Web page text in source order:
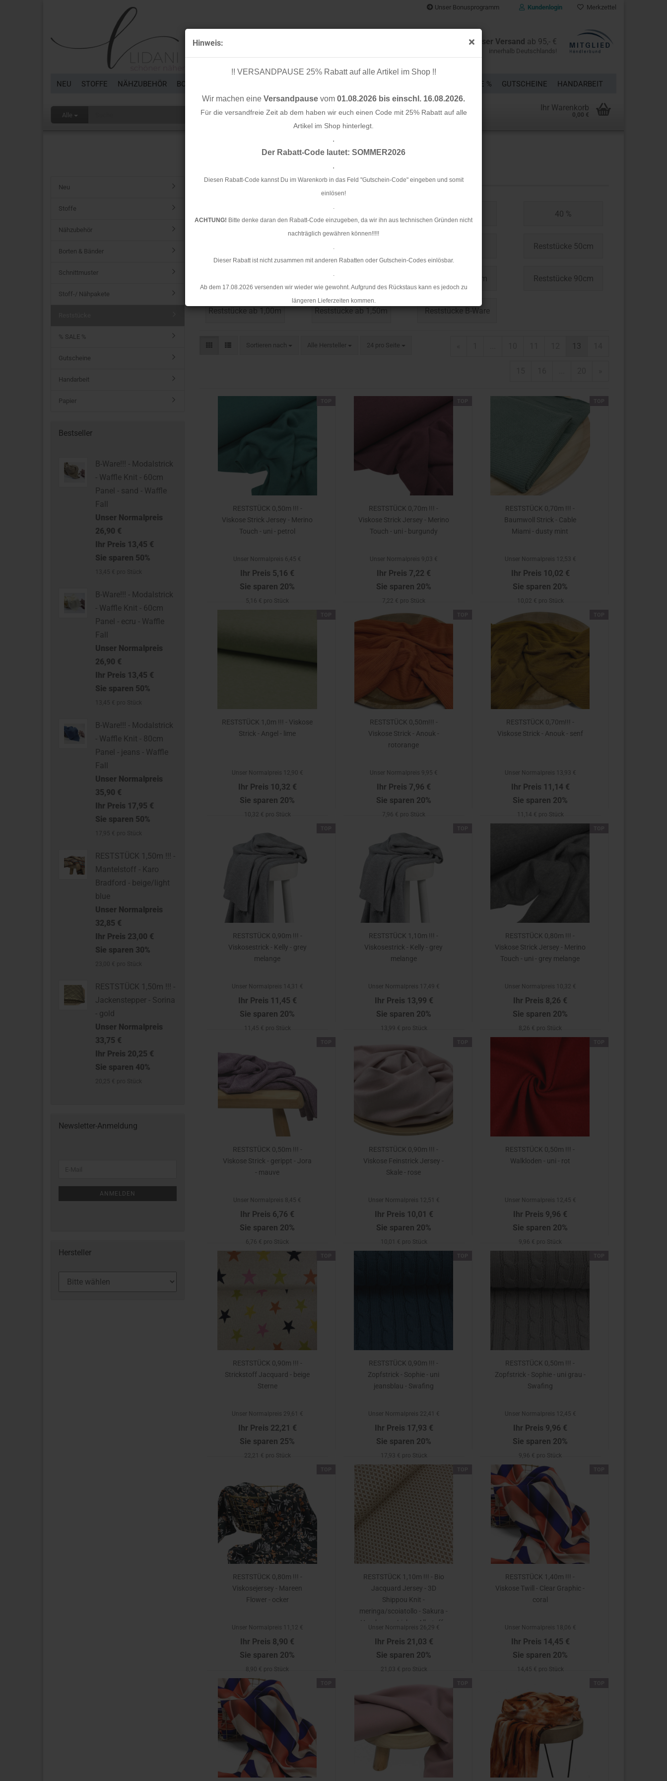
Hinweis:
!! VERSANDPAUSE 25% Rabatt auf alle Artikel im Shop !!
Wir machen eine Versandpause vom 01.08.2026 bis einschl. 16.08.2026.
Für die versandfreie Zeit ab dem haben wir euch einen Code mit 25% Rabatt auf alle
Artikel im Shop hinterlegt.
.
Der Rabatt-Code lautet: SOMMER2026
.
Diesen Rabatt-Code kannst Du im Warenkorb in das Feld "Gutschein-Code" eingeben und somit
einlösen!
.
ACHTUNG! Bitte denke daran den Rabatt-Code einzugeben, da wir ihn aus technischen Gründen nicht
nachträglich gewähren können!!!!!
.
Dieser Rabatt ist nicht zusammen mit anderen Rabatten oder Gutschein-Codes einlösbar.
.
Ab dem 17.08.2026 versenden wir wieder wie gewohnt. Aufgrund des Rückstaus kann es jedoch zu
längeren Lieferzeiten kommen.
Unser Bonusprogramm Kundenlogin Merkzettel
Alle
Kostenloser Versand ab 95,- €
innerhalb Deutschlands!
Ihr Warenkorb
0,00 €
NEU STOFFE NÄHZUBEHÖR BORTEN & BÄNDER % SALE % GUTSCHEINE HANDARBEIT
40 %
Reststücke 50cm
Reststücke 70cm Reststücke 80cm Reststücke 90cm
Reststücke ab 1,00m Reststücke ab 1,50m Reststücke B-Ware
Sortieren nach Alle Hersteller 24 pro Seite 13
RESTSTÜCK 0,50m !!! -
Viskose Strick Jersey - Merino
Touch - uni - petrol
Unser Normalpreis 6,45 €
Ihr Preis 5,16 €
Sie sparen 20%
5,16 € pro Stück
RESTSTÜCK 0,70m !!! -
Viskose Strick Jersey - Merino
Touch - uni - burgundy
Unser Normalpreis 9,03 €
Ihr Preis 7,22 €
Sie sparen 20%
7,22 € pro Stück
RESTSTÜCK 0,70m !!! -
Baumwoll Strick - Cable
Miami - dusty mint
Unser Normalpreis 12,53 €
Ihr Preis 10,02 €
Sie sparen 20%
10,02 € pro Stück
RESTSTÜCK 1,0m !!! - Viskose
Strick - Angel - lime
Unser Normalpreis 12,90 €
Ihr Preis 10,32 €
Sie sparen 20%
10,32 € pro Stück
RESTSTÜCK 0,50m!!! -
Viskose Strick - Anouk -
rotorange
Unser Normalpreis 9,95 €
Ihr Preis 7,96 €
Sie sparen 20%
7,96 € pro Stück
RESTSTÜCK 0,70m!!! -
Viskose Strick - Anouk - senf
Unser Normalpreis 13,93 €
Ihr Preis 11,14 €
Sie sparen 20%
11,14 € pro Stück
RESTSTÜCK 0,90m !!! -
Viskosestrick - Kelly - grey
melange
Unser Normalpreis 14,31 €
Ihr Preis 11,45 €
Sie sparen 20%
11,45 € pro Stück
RESTSTÜCK 1,10m !!! -
Viskosestrick - Kelly - grey
melange
Unser Normalpreis 17,49 €
Ihr Preis 13,99 €
Sie sparen 20%
13,99 € pro Stück
RESTSTÜCK 0,80m !!! -
Viskose Strick Jersey - Merino
Touch - uni - grey melange
Unser Normalpreis 10,32 €
Ihr Preis 8,26 €
Sie sparen 20%
8,26 € pro Stück
RESTSTÜCK 0,50m !!! -
Viskose Strick - gerippt - Jora
- mauve
Unser Normalpreis 8,45 €
Ihr Preis 6,76 €
Sie sparen 20%
6,76 € pro Stück
RESTSTÜCK 0,90m !!! -
Viskose Feinstrick Jersey -
Skale - rose
Unser Normalpreis 12,51 €
Ihr Preis 10,01 €
Sie sparen 20%
10,01 € pro Stück
RESTSTÜCK 0,50m !!! -
Walkloden - uni - rot
Unser Normalpreis 12,45 €
Ihr Preis 9,96 €
Sie sparen 20%
9,96 € pro Stück
RESTSTÜCK 0,90m !!! -
Strickstoff Jacquard - beige
Sterne
Unser Normalpreis 29,61 €
Ihr Preis 22,21 €
Sie sparen 25%
22,21 € pro Stück
RESTSTÜCK 0,90m !!! -
Zopfstrick - Sophie - uni
jeansblau - Swafing
Unser Normalpreis 22,41 €
Ihr Preis 17,93 €
Sie sparen 20%
17,93 € pro Stück
RESTSTÜCK 0,50m !!! -
Zopfstrick - Sophie - uni grau -
Swafing
Unser Normalpreis 12,45 €
Ihr Preis 9,96 €
Sie sparen 20%
9,96 € pro Stück
RESTSTÜCK 0,80m !!! -
Viskosejersey - Mareen
Flower - ocker
Unser Normalpreis 11,12 €
Ihr Preis 8,90 €
Sie sparen 20%
8,90 € pro Stück
RESTSTÜCK 1,10m !!! - Bio
Jacquard Jersey - 3D
Shippou Knit -
meringa/scoiatollo - Sakura -
Hamburger Liebe - Albstoffe
Unser Normalpreis 26,29 €
Ihr Preis 21,03 €
Sie sparen 20%
21,03 € pro Stück
RESTSTÜCK 1,40m !!! -
Viskose Twill - Clear Graphic -
coral
Unser Normalpreis 18,06 €
Ihr Preis 14,45 €
Sie sparen 20%
14,45 € pro Stück
Neu
Stoffe
Nähzubehör
Borten & Bänder
Schnittmuster
Stoff-/ Nähpakete
% SALE %
Gutscheine
Handarbeit
Papier
Bestseller
B-Ware!!! - Modalstrick
- Waffle Knit - 60cm
Panel - sand - Waffle
Fall
Unser Normalpreis
26,90 €
Ihr Preis 13,45 €
Sie sparen 50%
B-Ware!!! - Modalstrick
- Waffle Knit - 60cm
Panel - ecru - Waffle
Fall
Unser Normalpreis
26,90 €
Ihr Preis 13,45 €
Sie sparen 50%
B-Ware!!! - Modalstrick
- Waffle Knit - 80cm
Panel - jeans - Waffle
Fall
Unser Normalpreis
35,90 €
Ihr Preis 17,95 €
Sie sparen 50%
RESTSTÜCK 1,50m !!! -
Mantelstoff - Karo
Bradford - beige/light
blue
Unser Normalpreis
32,85 €
Ihr Preis 23,00 €
Sie sparen 30%
RESTSTÜCK 1,50m !!! -
Jackenstepper - Sorina
- gold
Unser Normalpreis
33,75 €
Ihr Preis 20,25 €
Sie sparen 40%
Newsletter-Anmeldung
ANMELDEN
Hersteller